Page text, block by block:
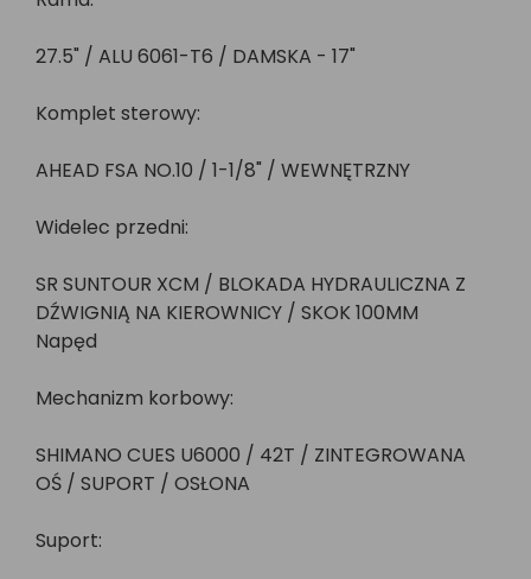
27.5" / ALU 6061-T6 / DAMSKA - 17"
Komplet sterowy:
AHEAD FSA NO.10 / 1-1/8" / WEWNĘTRZNY
Widelec przedni:
SR SUNTOUR XCM / BLOKADA HYDRAULICZNA Z
DŹWIGNIĄ NA KIEROWNICY / SKOK 100MM
Napęd
Mechanizm korbowy:
SHIMANO CUES U6000 / 42T / ZINTEGROWANA
OŚ / SUPORT / OSŁONA
Suport: